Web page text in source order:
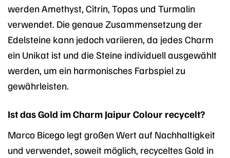
werden Amethyst, Citrin, Topas und Turmalin
verwendet. Die genaue Zusammensetzung der
Edelsteine kann jedoch variieren, da jedes Charm
ein Unikat ist und die Steine individuell ausgewählt
werden, um ein harmonisches Farbspiel zu
gewährleisten.
Ist das Gold im Charm Jaipur Colour recycelt?
Marco Bicego legt großen Wert auf Nachhaltigkeit
und verwendet, soweit möglich, recyceltes Gold in